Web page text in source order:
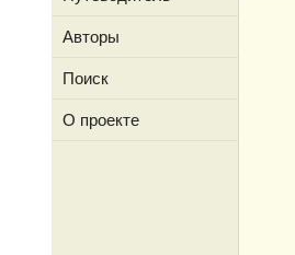
Авторы
Поиск
О проекте